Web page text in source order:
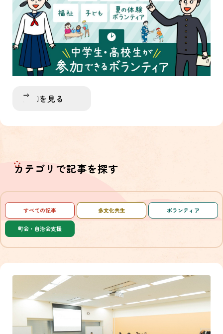
詳細を見る
カテゴリで記事を探す
すべての記事 多文化共生 ボランティア
町会・自治会支援